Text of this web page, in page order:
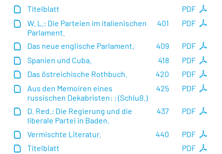
PDF
Titelblatt
PDF
401
W. L.: Die Parteien im italienischen
Parlament.
PDF
409
Das neue englische Parlament.
PDF
418
Spanien und Cuba.
PDF
420
Das östreichische Rothbuch.
PDF
425
Aus den Memoiren eines
russischen Dekabristen: : (Schluß.)
PDF
437
D. Red.: Die Regierung und die
liberale Partei in Baden.
PDF
440
Vermischte Literatur.
PDF
Titelblatt